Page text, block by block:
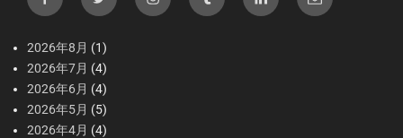
ー
2026年8月 (1)
2026年7月 (4)
2026年6月 (4)
2026年5月 (5)
2026年4月 (4)